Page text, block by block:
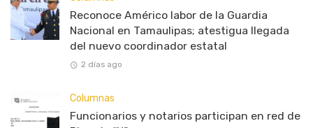
Reconoce Américo labor de la Guardia
Nacional en Tamaulipas; atestigua llegada
del nuevo coordinador estatal
2 días ago
Columnas
Funcionarios y notarios participan en red de